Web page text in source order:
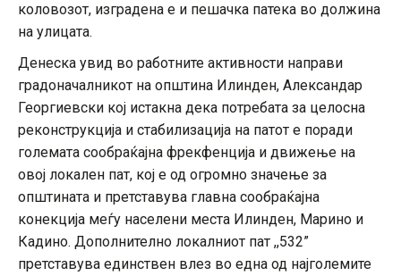
коловозот, изградена е и пешачка патека во должина
на улицата.
Денеска увид во работните активности направи
градоначалникот на општина Илинден, Александар
Георгиевски кој истакна дека потребата за целосна
реконструкција и стабилизација на патот е поради
големата сообраќајна фрекфенција и движење на
овој локален пат, кој е од огромно значење за
општината и претставува главна сообраќајна
конекција меѓу населени места Илинден, Марино и
Кадино. Дополнително локалниот пат ,,532”
претставува единствен влез во една од најголемите